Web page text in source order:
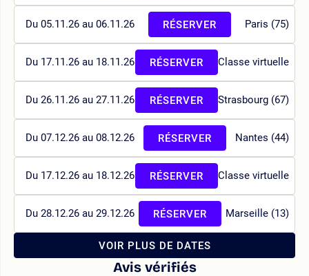
Du 05.11.26 au 06.11.26 Paris (75)
RÉSERVER
Du 17.11.26 au 18.11.26 Classe virtuelle
RÉSERVER
Du 26.11.26 au 27.11.26 Strasbourg (67)
RÉSERVER
Du 07.12.26 au 08.12.26 Nantes (44)
RÉSERVER
Du 17.12.26 au 18.12.26 Classe virtuelle
RÉSERVER
Du 28.12.26 au 29.12.26 Marseille (13)
RÉSERVER
VOIR PLUS DE DATES
Avis vérifiés